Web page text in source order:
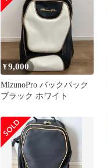
¥9,000
MizunoPro バックパック
ブラック ホワイト